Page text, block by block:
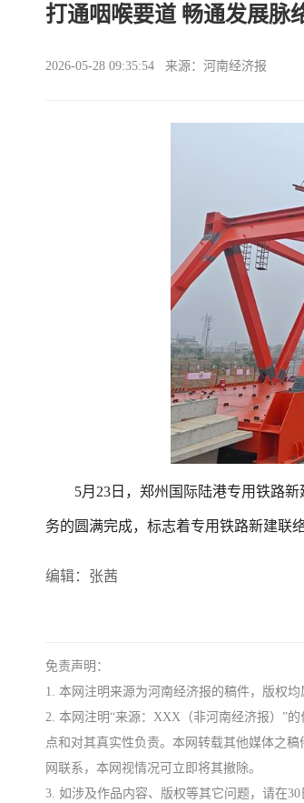
打通咽喉要道 畅通发展脉
2026-05-28 09:35:54 来源：河南经济报
5月23日，郑州国际陆港专用铁路新
务的圆满完成，标志着专用铁路新建联
编辑：张茜
免责声明：
1. 本网注明来源为河南经济报的稿件，版权
2. 本网注明“来源：XXX（非河南经济报）”
点和对其真实性负责。本网转载其他媒体之
网联系，本网视情况可立即将其撤除。
3. 如涉及作品内容、版权等其它问题，请在